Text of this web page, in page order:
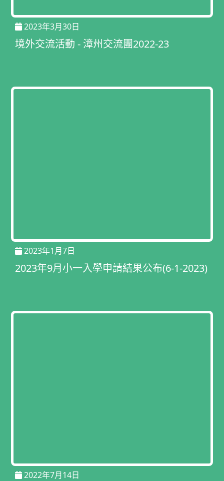
2023年3月30日
境外交流活動 - 漳州交流團2022-23
2023年1月7日
2023年9月小一入學申請結果公布(6-1-2023)
2022年7月14日